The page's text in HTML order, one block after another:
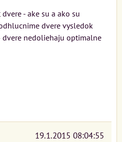
- ake su a ako su
dvere vysledok
nedoliehaju optimalne
19.1.2015 08:04:55